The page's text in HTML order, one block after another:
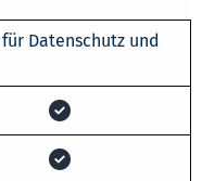
Datenschutz und